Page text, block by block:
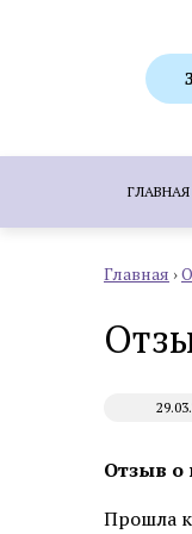
ГЛАВНАЯ
Главная ›
Отзыв о
Прошла